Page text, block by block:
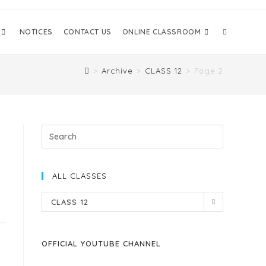
NOTICES CONTACT US ONLINE CLASSROOM
> Archive > CLASS 12 > Page 2
ALL CLASSES
CLASS 12
OFFICIAL YOUTUBE CHANNEL